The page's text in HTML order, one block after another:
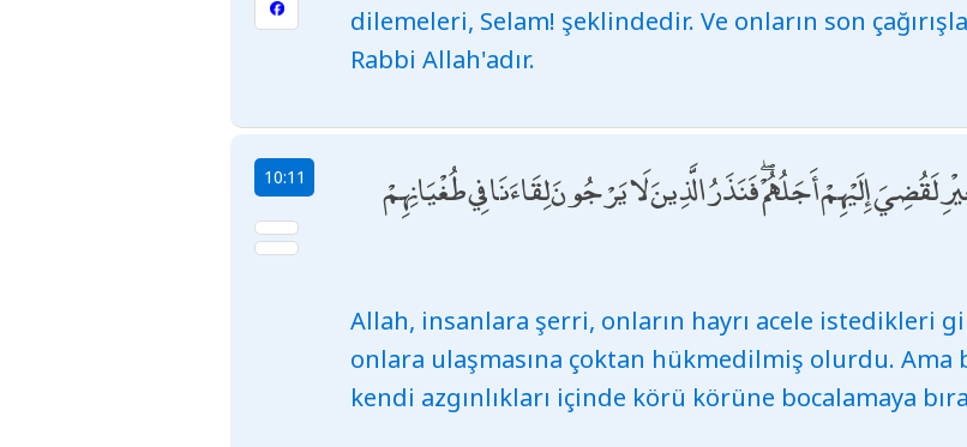
dilemeleri, Selam! şeklindedir. Ve onların son
Rabbi Allah'adır.
10:11
لَقُضِيَ إِلَيْهِمْ أَجَلُهُمْ ۖ فَنَذَرُ الَّذِينَ لَا يَرْجُونَ لِقَاءَنَا فِي طُغْيَانِهِمْ
Allah, insanlara şerri, onların hayrı acele istedikleri
onlara ulaşmasına çoktan hükmedilmiş olurdu. Ama
kendi azgınlıkları içinde körü körüne bocalamaya